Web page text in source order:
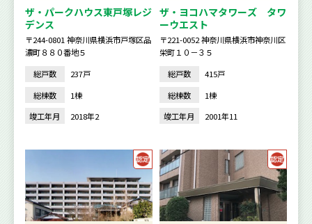
ザ・パークハウス東戸塚レジ
デンス
〒244-0801 神奈川県横浜市戸塚区品
濃町８８０番地５
総戸数
237戸
総棟数
1棟
竣工年月
2018年2
ザ・ヨコハマタワーズ タワ
ーウエスト
〒221-0052 神奈川県横浜市神奈川区
栄町１０－３５
総戸数
415戸
総棟数
1棟
竣工年月
2001年11